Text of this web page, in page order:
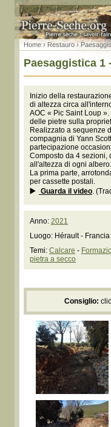
Home › Restauro›
Paesaggistica 1
Inizio della
di altezza circa
AOC « Pic Saint Loup
delle pietre sulla
Realizzato a sequenze
compagnia di Yann
partecipazione
Composto da 4 sezioni,
all'altezza di ogni albero.
La prima parte,
per cassette postali.
Guarda il video.
Anno: 2021
Luogo: Hérault - Francia
Temi: Calcare -
pietra a secco
Consiglio: